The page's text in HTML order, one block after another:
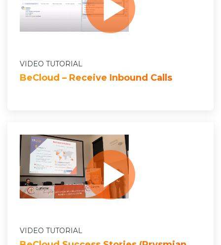
VIDEO TUTORIAL
BeCloud – Receive Inbound Calls
VIDEO TUTORIAL